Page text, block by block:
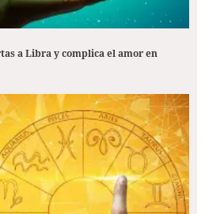
a Libra y complica el amor en